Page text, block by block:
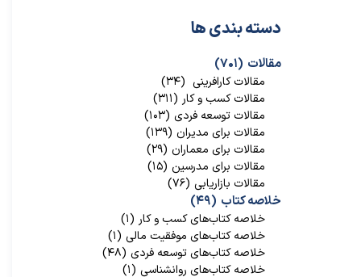
مقالات (۷۰۱)
مقالات کارافرینی (۳۴)
مقالات کسب و کار (۳۱۱)
مقالات توسعه فردی (۱۰۳)
مقالات برای مدیران (۱۳۹)
مقالات برای معماران (۲۹)
مقالات برای مدرسین (۱۵)
مقالات بازاریابی (۷۶)
خلاصه کتاب (۴۹)
خلاصه کتاب‌‌های کسب و کار (۱)
خلاصه کتاب‌‌های موفقیت مالی (۱)
خلاصه کتاب‌های توسعه فردی (۴۸)
خلاصه کتاب‌های روانشناسی (۱)
دسته بندی ها